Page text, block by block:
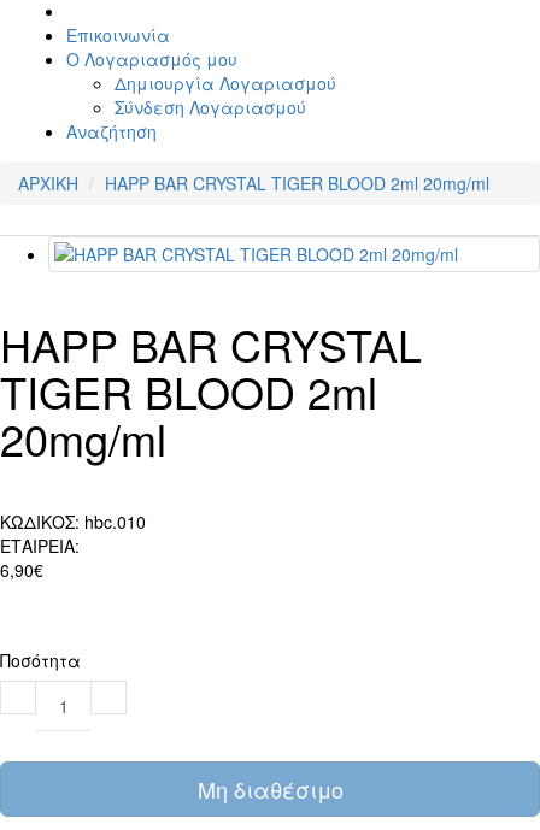
Επικοινωνία
Ο Λογαριασμός μου
Δημιουργία Λογαριασμού
Σύνδεση Λογαριασμού
Αναζήτηση
ΑΡΧΙΚΗ HAPP BAR CRYSTAL TIGER BLOOD 2ml 20mg/ml
HAPP BAR CRYSTAL
TIGER BLOOD 2ml
20mg/ml
ΚΩΔΙΚΟΣ: hbc.010
ΕΤΑΙΡΕΙΑ:
6,90€
Ποσότητα
Μη διαθέσιμο